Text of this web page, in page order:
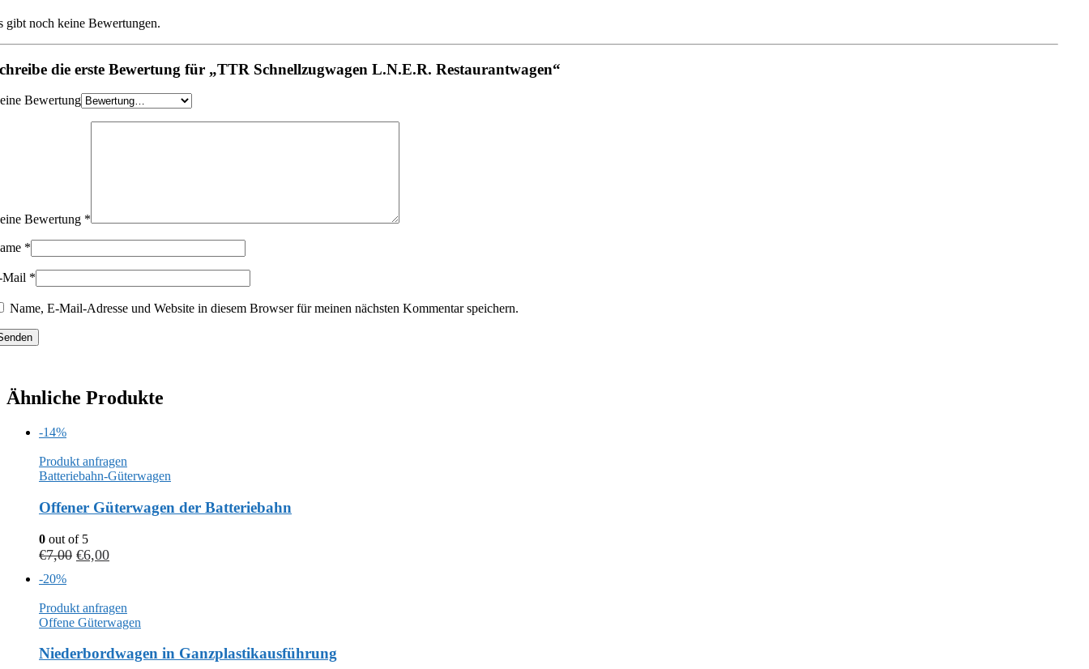
gibt noch keine Bewertungen.
die erste Bewertung für „TTR Schnellzugwagen L.N.E.R. Restaurantwagen“
Bewertung
Bewertung *
*
Mail *
Name, E-Mail-Adresse und Website in diesem Browser für meinen nächsten Kommentar speichern.
Ähnliche Produkte
-14%
Produkt anfragen
Batteriebahn-Güterwagen
Offener Güterwagen der Batteriebahn
0 out of 5
€7,00 €6,00
-20%
Produkt anfragen
Offene Güterwagen
Niederbordwagen in Ganzplastikausführung